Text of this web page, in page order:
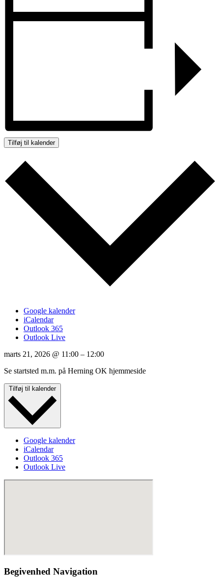
Tilføj til kalender
Google kalender
iCalendar
Outlook 365
Outlook Live
marts 21, 2026 @ 11:00 – 12:00
Se startsted m.m. på Herning OK hjemmeside
Tilføj til kalender
Google kalender
iCalendar
Outlook 365
Outlook Live
Begivenhed Navigation